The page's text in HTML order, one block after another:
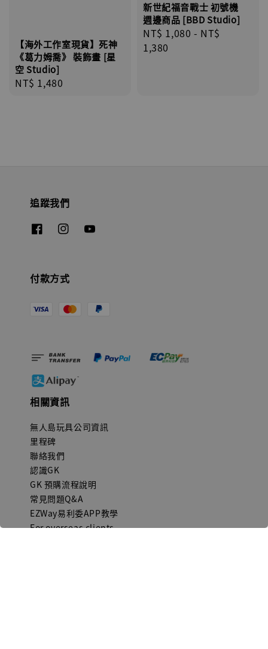
【海外工作室現貨】死神
《葛力姆喬》 裝飾畫 [星
空 Studio]
Regular
NT$ 1,480
新世紀福音戰士 初號機
週邊商品 [BBD Studio]
Regular
price
NT$ 1,080 - NT$
1,380
追蹤我們
付款方式
相關資訊
無人島玩具公司資訊
里程碑
聯絡我們
認識GK
GK 預購流程說明
常見問題Q&A
EZWay易利委APP教學
For overseas clients